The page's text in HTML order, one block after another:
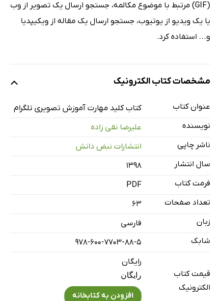
(GIF) مرتبط با موضوع مکالمه، جستجو ارسال یک تصویر از وب
یا یک ویدیو از یوتیوب، جستجو ارسال یک مقاله از ویکیپدیا
و... استفاده کرد.
مشخصات کتاب الکترونیک
عنوان کتاب
کتاب کلید مهارت آموزش تصویری تلگرام
نویسنده
علیرضا نقی زاده
ناشر چاپی
انتشارات نبض دانش
سال انتشار
۱۳۹۸
فرمت کتاب
PDF
تعداد صفحات
63
زبان
فارسی
شابک
978-600-7703-88-5
قیمت کتاب
الکترونیک
رایگان
رایگان
افزودن به کتابخانه